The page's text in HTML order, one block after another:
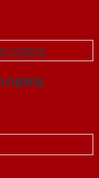
ngang